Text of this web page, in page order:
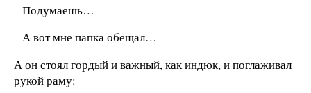
– Подумаешь…
– А вот мне папка обещал…
А он стоял гордый и важный, как индюк, и поглаживал
рукой раму: